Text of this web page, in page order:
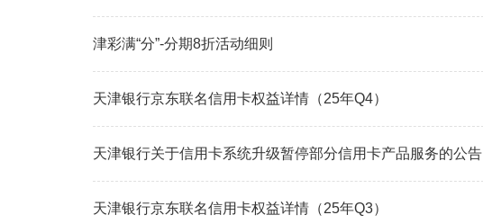
津彩满“分”-分期8折活动细则
天津银行京东联名信用卡权益详情（25年Q4）
天津银行关于信用卡系统升级暂停部分信用卡产品服务的公告
天津银行京东联名信用卡权益详情（25年Q3）